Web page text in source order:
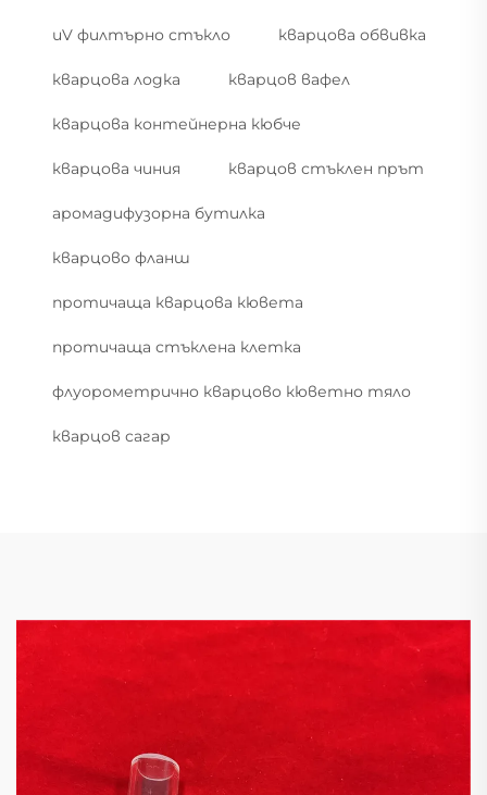
uV филтърно стъкло кварцова обвивка
кварцова лодка кварцов вафел
кварцова контейнерна кюбче
кварцова чиния кварцов стъклен прът
аромадифузорна бутилка
кварцово фланш
протичаща кварцова кювета
протичаща стъклена клетка
флуорометрично кварцово кюветно тяло
кварцов сагар